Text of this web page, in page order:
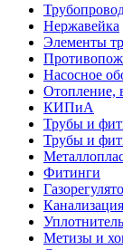
Нержавейка
Элементы
Насосное
Отопление,
КИПиА
Трубы и
Трубы и
Фитинги
Канализация
Метизы и